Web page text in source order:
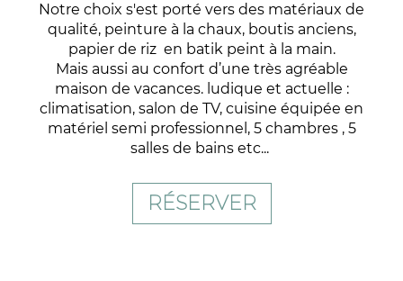
Notre choix s'est porté vers des matériaux de
qualité, peinture à la chaux, boutis anciens,
papier de riz en batik peint à la main.
Mais aussi au confort d’une très agréable
maison de vacances. ludique et actuelle :
climatisation, salon de TV, cuisine équipée en
matériel semi professionnel, 5 chambres , 5
salles de bains etc...
RÉSERVER